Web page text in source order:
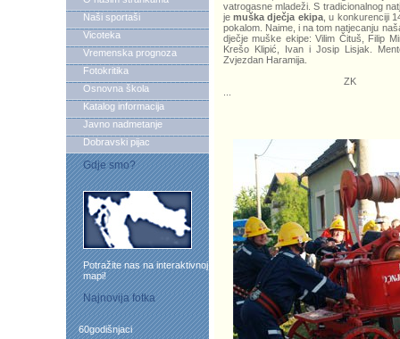
Naši sportaši
Vicoteka
Vremenska prognoza
Fotokritika
Osnovna škola
Katalog informacija
Javno nadmetanje
Dobravski pijac
Gdje smo?
Potražite nas na interaktivnoj
mapi!
Najnovija fotka
60godišnjaci
vatrogasne mladeži. S tradicionalnog
je muška dječja ekipa, u konkurenciji
pokalom. Naime, i na tom natjecanju
dječje muške ekipe: Vilim Čituš, Filip
Krešo Klipić, Ivan i Josip Lisjak.
Zvjezdan Haramija.
ZK